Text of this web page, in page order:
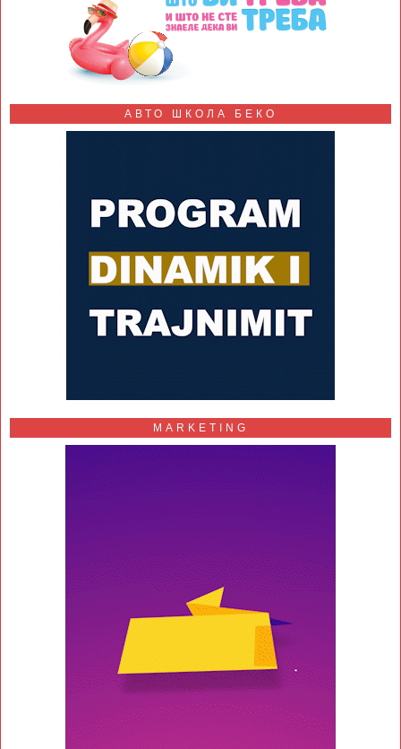
АВТО ШКОЛА БЕКО
MARKETING